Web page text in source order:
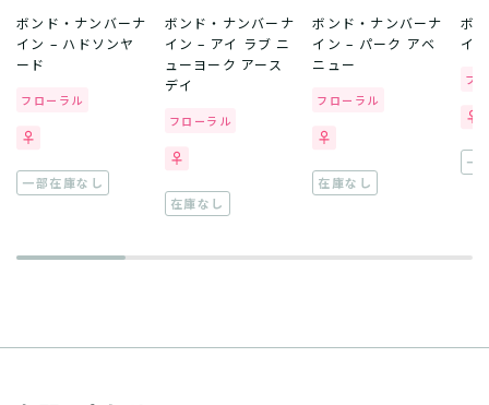
ボンド・ナンバーナ
イン – ハドソンヤ
ード
フローラル
一部在庫なし
ボンド・ナンバーナ
イン – アイ ラブ ニ
ューヨーク アース
デイ
フローラル
在庫なし
ボンド・ナンバーナ
イン – パーク アベ
ニュー
フローラル
在庫なし
ボ
イ
フ
一